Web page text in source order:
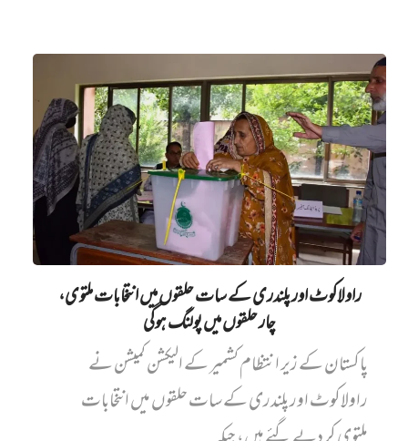
راولاکوٹ اور پلندری کے سات حلقوں میں انتخابات ملتوی،
چار حلقوں میں پولنگ ہوگی
پاکستان کے زیر انتظام کشمیر کے الیکشن کمیشن نے
راولاکوٹ اور پلندری کے سات حلقوں میں انتخابات